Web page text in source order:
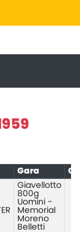
Gara
Giavellotto
800g
Uomini -
Memorial
Moreno
Belletti